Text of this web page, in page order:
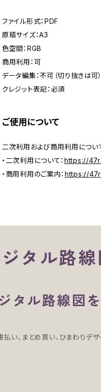
ファイル形式：PDF
原稿サイズ：A3
色空間：RGB
商用利用：可
データ編集：不可（切り抜きは可）
クレジット表記：必須
ご使用について
二次利用および商用利用につい
・二次利用について： https://
・商用利用のご案内： https://
タル路
タル路線図
払い、まとめ買い、ひまわりデ